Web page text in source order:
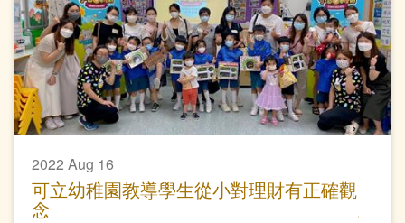
2022 Aug 16
可立幼稚園教導學生從小對理財有正確觀
念